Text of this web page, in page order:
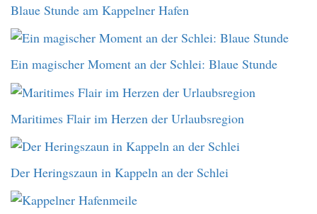
Blaue Stunde am Kappelner Hafen
Ein magischer Moment an der Schlei: Blaue Stunde
Maritimes Flair im Herzen der Urlaubsregion
Der Heringszaun in Kappeln an der Schlei